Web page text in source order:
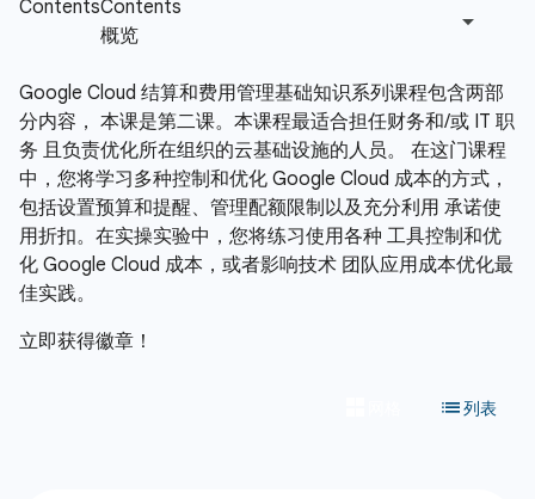
Google Cloud 结算和费用管理基础知识系列课程包含两部
分内容， 本课是第二课。本课程最适合担任财务和/或 IT 职
务 且负责优化所在组织的云基础设施的人员。 在这门课程
中，您将学习多种控制和优化 Google Cloud 成本的方式，
包括设置预算和提醒、管理配额限制以及充分利用 承诺使
用折扣。在实操实验中，您将练习使用各种 工具控制和优
化 Google Cloud 成本，或者影响技术 团队应用成本优化最
佳实践。
立即获得徽章！